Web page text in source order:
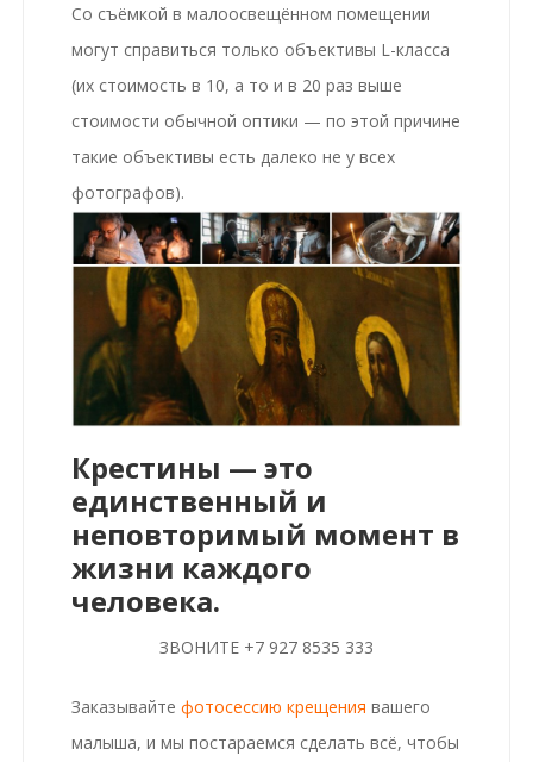
Со съёмкой в малоосвещённом помещении
могут справиться только объективы L-класса
(их стоимость в 10, а то и в 20 раз выше
стоимости обычной оптики — по этой причине
такие объективы есть далеко не у всех
фотографов).
Крестины — это
единственный и
неповторимый момент в
жизни каждого
человека.
ЗВОНИТЕ +7 927 8535 333
Заказывайте фотосессию крещения вашего
малыша, и мы постараемся сделать всё, чтобы